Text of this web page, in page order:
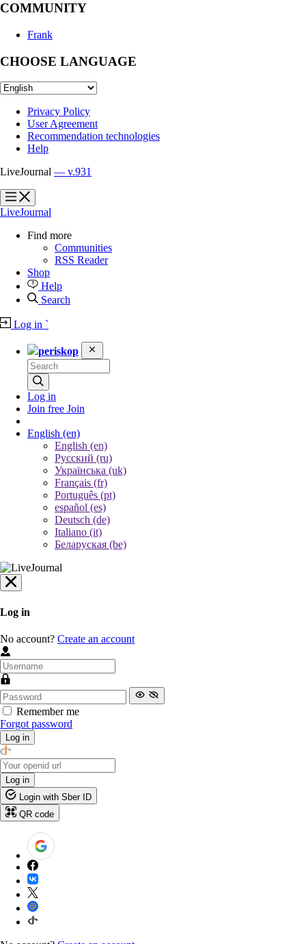
COMMUNITY
Frank
CHOOSE LANGUAGE
Privacy Policy
User Agreement
Recommendation technologies
Help
LiveJournal — v.931
?
?
LiveJournal
Find more
Communities
RSS Reader
Shop
Help
Search
Log in `
periskop
Log in
Join free Join
English (en)
English (en)
Русский (ru)
Українська (uk)
Français (fr)
Português (pt)
español (es)
Deutsch (de)
Italiano (it)
Беларуская (be)
Log in
No account? Create an account
Remember me
Forgot password
Log in
Log in
Login with Sber ID
QR code